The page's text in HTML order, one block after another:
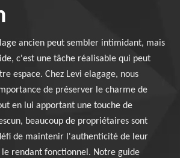
ancien peut sembler intimidant, mais
c'est une tâche réalisable qui peut
espace. Chez Levi elagage, nous
de préserver le charme de
en lui apportant une touche de
beaucoup de propriétaires sont
de maintenir l'authenticité de leur
rendant fonctionnel. Notre guide